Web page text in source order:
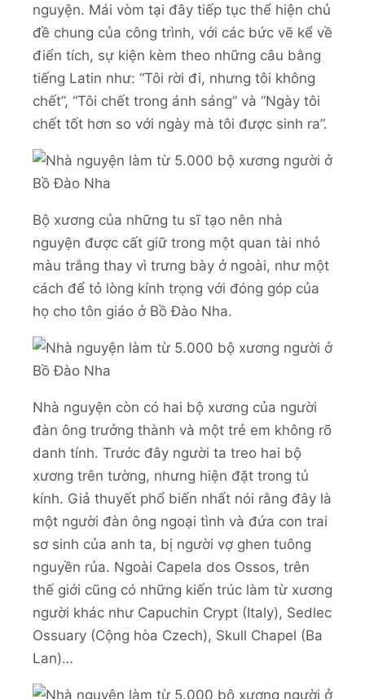
nguyện. Mái vòm tại đây tiếp tục thể hiện chủ
đề chung của công trình, với các bức vẽ kể về
điển tích, sự kiện kèm theo những câu bằng
tiếng Latin như: “Tôi rời đi, nhưng tôi không
chết”, “Tôi chết trong ánh sáng” và “Ngày tôi
chết tốt hơn so với ngày mà tôi được sinh ra”.
Bộ xương của những tu sĩ tạo nên nhà
nguyện được cất giữ trong một quan tài nhỏ
màu trắng thay vì trưng bày ở ngoài, như một
cách để tỏ lòng kính trọng với đóng góp của
họ cho tôn giáo ở Bồ Đào Nha.
Nhà nguyện còn có hai bộ xương của người
đàn ông trưởng thành và một trẻ em không rõ
danh tính. Trước đây người ta treo hai bộ
xương trên tường, nhưng hiện đặt trong tủ
kính. Giả thuyết phổ biến nhất nói rằng đây là
một người đàn ông ngoại tình và đứa con trai
sơ sinh của anh ta, bị người vợ ghen tuông
nguyền rủa. Ngoài Capela dos Ossos, trên
thế giới cũng có những kiến trúc làm từ xương
người khác như Capuchin Crypt (Italy), Sedlec
Ossuary (Cộng hòa Czech), Skull Chapel (Ba
Lan)…